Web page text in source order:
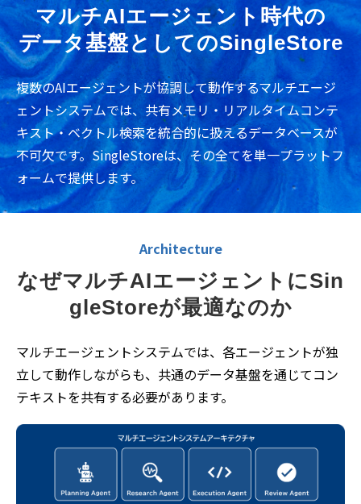
マルチAIエージェント時代の
データ基盤としてのSingleStore
複数のAIエージェントが協調して動作するマルチエージ
ェントシステムでは、共有メモリ・リアルタイムコンテ
キスト・ベクトル検索を統合的に扱えるデータベースが
不可欠です。SingleStoreは、その全てを単一プラットフ
ォームで提供します。
Architecture
なぜマルチAIエージェントにSin
gleStoreが最適なのか
マルチエージェントシステムでは、各エージェントが独
立して動作しながらも、共通のデータ基盤を通じてコン
テキストを共有する必要があります。